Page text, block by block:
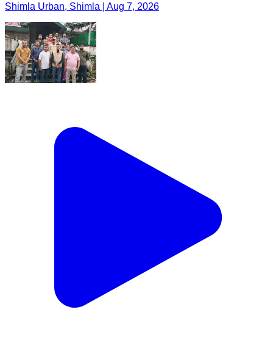
Shimla Urban, Shimla | Aug 7, 2026